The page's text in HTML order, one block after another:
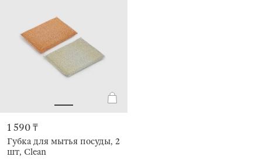
1 590 ₸
Губка для мытья посуды, 2
шт, Clean